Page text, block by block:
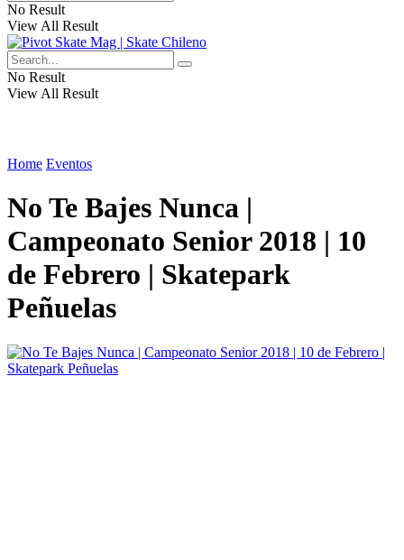
No Result
View All Result
No Result
View All Result
Home Eventos
No Te Bajes Nunca |
Campeonato Senior 2018 | 10
de Febrero | Skatepark
Peñuelas